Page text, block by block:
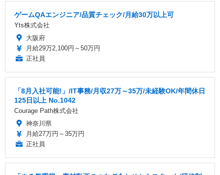
ゲームQAエンジニア/品質チェック/月給30万以上可
Yts株式会社
大阪府
月給29万2,100円～50万円
正社員
「8月入社可能!」/IT事務/月収27万～35万/未経験OK/年間休日
125日以上 No.1042
Courage Path株式会社
神奈川県
月給27万円～35万円
正社員